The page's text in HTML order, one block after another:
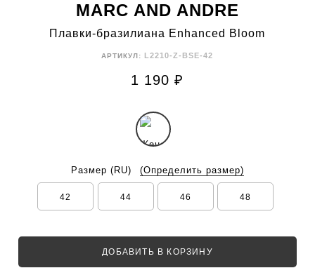
MARC AND ANDRE
Плавки-бразилиана Enhanced Bloom
АРТИКУЛ: L2210-Z-BSE-42
1 190 ₽
Размер (RU) (Определить размер)
42 44 46 48
ДОБАВИТЬ В КОРЗИНУ